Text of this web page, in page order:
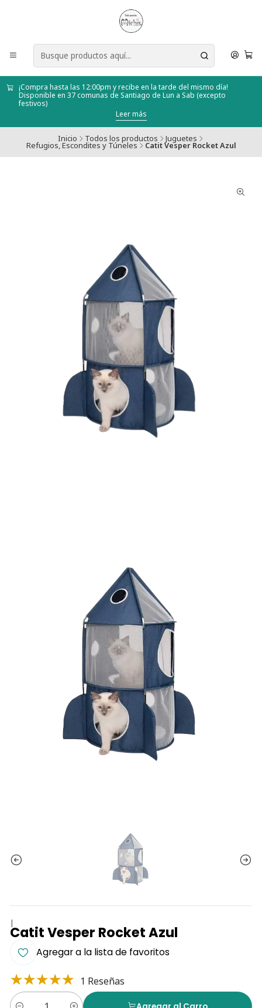
¡Compra hasta las 12:00pm y recibe en la tarde del mismo día!
Disponible en 37 comunas de Santiago de Lun a Sab (excepto
festivos)
Leer más
Inicio Todos los productos Juguetes
Refugios, Escondites y Túneles Catit Vesper Rocket Azul
|
Catit Vesper Rocket Azul
Agregar a la lista de favoritos
1 Reseñas